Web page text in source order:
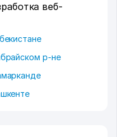
веб-
р-не